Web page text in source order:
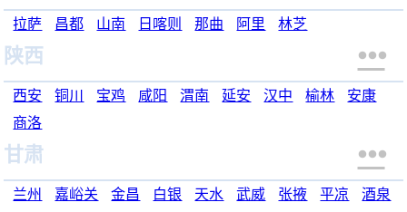
拉萨 昌都 山南 日喀则 那曲 阿里 林芝
陕西 
西安 铜川 宝鸡 咸阳 渭南 延安 汉中 榆林
安康
商洛
甘肃 
兰州 嘉峪关 金昌 白银 天水 武威 张掖 平凉
酒泉